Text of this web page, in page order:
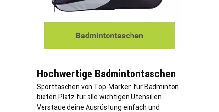
Hochwertige Badmintontaschen
Sporttaschen von Top-Marken für Badminton
bieten Platz für alle wichtigen Utensilien.
Verstaue deine Ausrüstung einfach und